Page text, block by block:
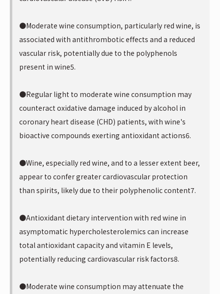
●Moderate wine consumption, particularly red wine, is
associated with antithrombotic effects and a reduced
vascular risk, potentially due to the polyphenols
present in wine5.
●Regular light to moderate wine consumption may
counteract oxidative damage induced by alcohol in
coronary heart disease (CHD) patients, with wine's
bioactive compounds exerting antioxidant actions6.
●Wine, especially red wine, and to a lesser extent beer,
appear to confer greater cardiovascular protection
than spirits, likely due to their polyphenolic content7.
●Antioxidant dietary intervention with red wine in
asymptomatic hypercholesterolemics can increase
total antioxidant capacity and vitamin E levels,
potentially reducing cardiovascular risk factors8.
●Moderate wine consumption may attenuate the